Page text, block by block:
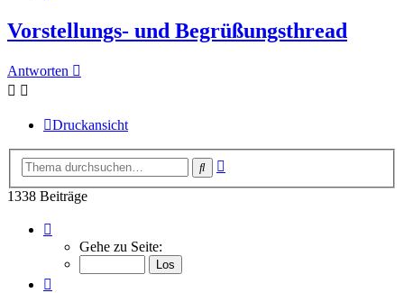
Vorstellungs- und Begrüßungsthread
Antworten
Druckansicht
Suche
1338 Beiträge
67
von
Gehe zu Seite: